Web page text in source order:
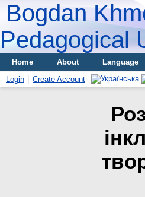
Bogdan
Pedagogical
Home About Language
Login
Create Account